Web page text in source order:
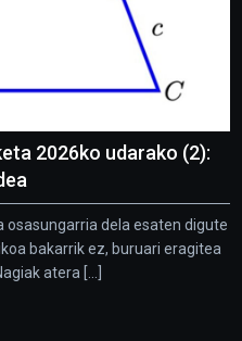
2026ko udarako (2):
osasungarria dela esaten digute
bakarrik ez, buruari eragitea
atera [...]